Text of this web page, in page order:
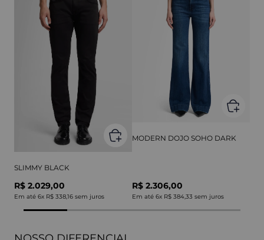
SLIMMY BLACK
R$ 2.029,00
Em até 6x R$ 338,16 sem juros
MODERN DOJO SOHO DARK
R$ 2.306,00
Em até 6x R$ 384,33 sem juros